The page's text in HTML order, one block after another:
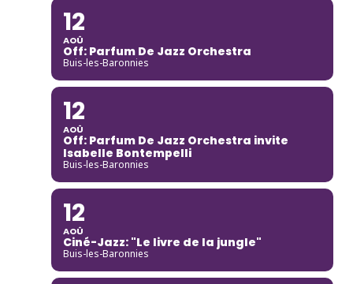
12
AOÛ
Off: Parfum De Jazz Orchestra
Buis-les-Baronnies
12
AOÛ
Off: Parfum De Jazz Orchestra invite
Isabelle Bontempelli
Buis-les-Baronnies
12
AOÛ
Ciné-Jazz: "Le livre de la jungle"
Buis-les-Baronnies